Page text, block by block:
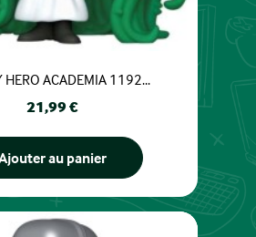
HERO ACADEMIA 1192...
Prix
21,99 €
au panier